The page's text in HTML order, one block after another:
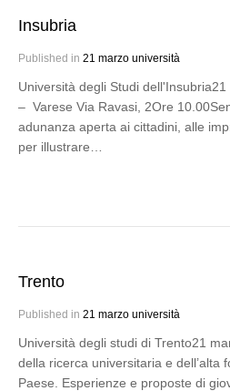
Insubria
Published in 21 marzo università
Università degli Studi
– Varese Via Ravasi, 2Ore
adunanza aperta ai cittadini, alle
per illustrare…
Trento
Published in 21 marzo università
Università degli studi di Trento21
della ricerca universitaria e dell’alta
Paese. Esperienze e proposte di